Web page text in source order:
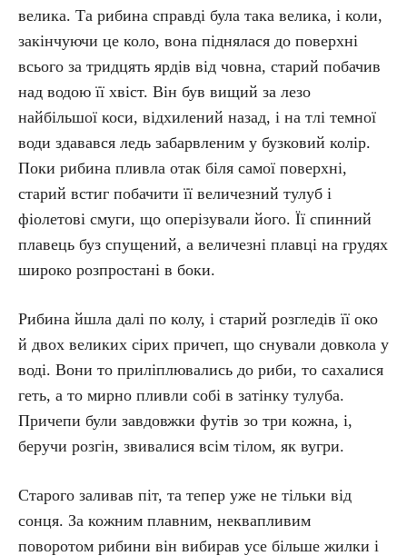
велика. Та рибина справді була така велика, і коли,
закінчуючи це коло, вона піднялася до поверхні
всього за тридцять ярдів від човна, старий побачив
над водою її хвіст. Він був вищий за лезо
найбільшої коси, відхилений назад, і на тлі темної
води здавався ледь забарвленим у бузковий колір.
Поки рибина пливла отак біля самої поверхні,
старий встиг побачити її величезний тулуб і
фіолетові смуги, що оперізували його. Її спинний
плавець буз спущений, а величезні плавці на грудях
широко розпростані в боки.
Рибина йшла далі по колу, і старий розгледів її око
й двох великих сірих причеп, що снували довкола у
воді. Вони то приліплювались до риби, то сахалися
геть, а то мирно пливли собі в затінку тулуба.
Причепи були завдовжки футів зо три кожна, і,
беручи розгін, звивалися всім тілом, як вугри.
Старого заливав піт, та тепер уже не тільки від
сонця. За кожним плавним, неквапливим
поворотом рибини він вибирав усе більше жилки і